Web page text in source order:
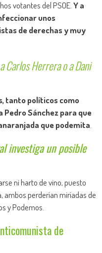
votantes del PSOE.Y a
unos
de derechas y muy
Carlos Herrera o a Dani
tanto políticos como
Pedro Sánchez para que
que podemita.
investiga un posible
ni harto de vino, puesto
ambos perderían miríadas de
y Podemos.
de